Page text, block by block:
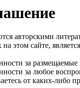
авторскими
этом сайте,
за
за любое
от каких-либо